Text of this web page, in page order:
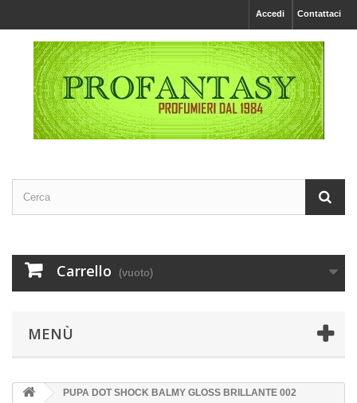
Contattaci
Accedi
Carrello (vuoto)
MENÙ
PUPA DOT SHOCK BALMY GLOSS BRILLANTE 002